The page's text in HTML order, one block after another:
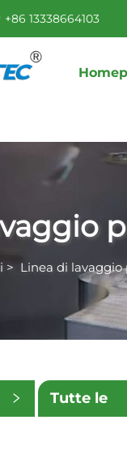
+86 13338664103
> Linea di lavaggio
Tutte le